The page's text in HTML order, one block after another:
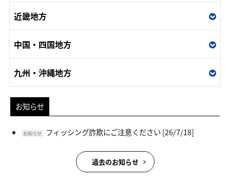
近畿地方
中国・四国地方
九州・沖縄地方
お知らせ
お知らせ フィッシング詐欺にご注意ください[26/7/18]
過去のお知らせ